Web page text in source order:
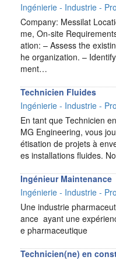
Ingénierie - Industrie -
Company: Messilat
me, On-site
ation: – Assess the
he organization. –
ment…
Technicien Fluides
Ingénierie - Industrie -
En tant que Technicien
MG Engineering, vous
étisation de projets à
es installations fluides.
Ingénieur Maintenance
Ingénierie - Industrie -
Une industrie
ance ayant une
e pharmaceutique
Technicien(ne) en